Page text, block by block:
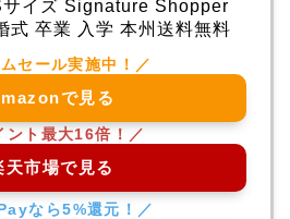
サイズ Signature Shopper
式 卒業 入学 本州送料無料
で見る
天市場で見る